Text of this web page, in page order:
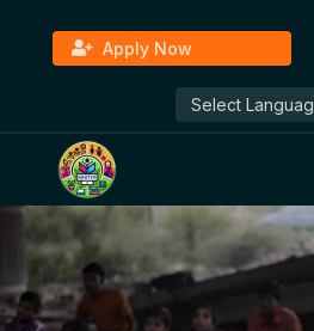
Apply Now
Select